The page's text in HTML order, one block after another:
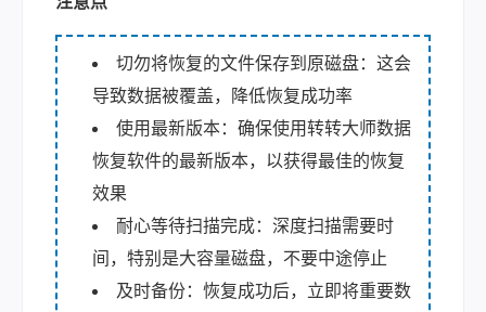
切勿将恢复的文件保存到原磁盘：这会
导致数据被覆盖，降低恢复成功率
使用最新版本：确保使用转转大师数据
恢复软件的最新版本，以获得最佳的恢复
效果
耐心等待扫描完成：深度扫描需要时
间，特别是大容量磁盘，不要中途停止
及时备份：恢复成功后，立即将重要数